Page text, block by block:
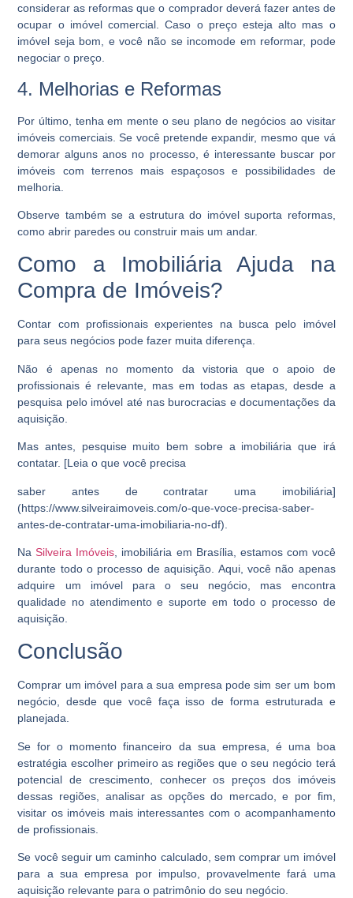
considerar as reformas que o comprador deverá fazer antes de
ocupar o imóvel comercial. Caso o preço esteja alto mas o
imóvel seja bom, e você não se incomode em reformar, pode
negociar o preço.
4. Melhorias e Reformas
Por último, tenha em mente o seu plano de negócios ao visitar
imóveis comerciais. Se você pretende expandir, mesmo que vá
demorar alguns anos no processo, é interessante buscar por
imóveis com terrenos mais espaçosos e possibilidades de
melhoria.
Observe também se a estrutura do imóvel suporta reformas,
como abrir paredes ou construir mais um andar.
Como a Imobiliária Ajuda na
Compra de Imóveis?
Contar com profissionais experientes na busca pelo imóvel
para seus negócios pode fazer muita diferença.
Não é apenas no momento da vistoria que o apoio de
profissionais é relevante, mas em todas as etapas, desde a
pesquisa pelo imóvel até nas burocracias e documentações da
aquisição.
Mas antes, pesquise muito bem sobre a imobiliária que irá
contatar. [Leia o que você precisa
saber antes de contratar uma imobiliária]
(https://www.silveiraimoveis.com/o-que-voce-precisa-saber-
antes-de-contratar-uma-imobiliaria-no-df).
NaSilveira Imóveis , imobiliária em Brasília, estamos com você
durante todo o processo de aquisição. Aqui, você não apenas
adquire um imóvel para o seu negócio, mas encontra
qualidade no atendimento e suporte em todo o processo de
aquisição.
Conclusão
Comprar um imóvel para a sua empresa pode sim ser um bom
negócio, desde que você faça isso de forma estruturada e
planejada.
Se for o momento financeiro da sua empresa, é uma boa
estratégia escolher primeiro as regiões que o seu negócio terá
potencial de crescimento, conhecer os preços dos imóveis
dessas regiões, analisar as opções do mercado, e por fim,
visitar os imóveis mais interessantes com o acompanhamento
de profissionais.
Se você seguir um caminho calculado, sem comprar um imóvel
para a sua empresa por impulso, provavelmente fará uma
aquisição relevante para o patrimônio do seu negócio.